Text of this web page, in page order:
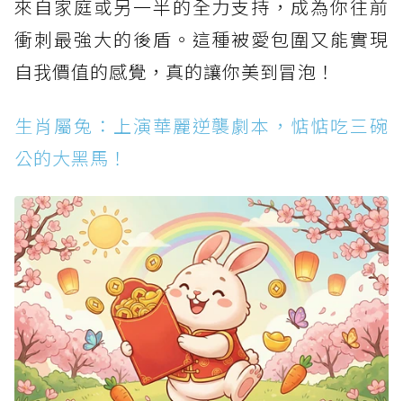
來自家庭或另一半的全力支持，成為你往前
衝刺最強大的後盾。這種被愛包圍又能實現
自我價值的感覺，真的讓你美到冒泡！
生肖屬兔：上演華麗逆襲劇本，惦惦吃三碗
公的大黑馬！